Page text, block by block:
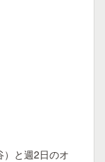
）と週2日のオ